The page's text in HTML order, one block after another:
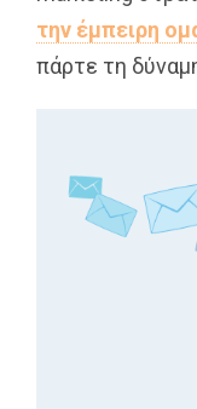
την έμπειρη
πάρτε τη